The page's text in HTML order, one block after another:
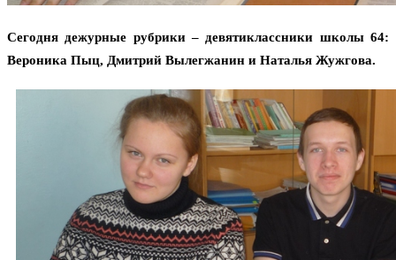
Сегодня дежурные рубрики – девятиклассники школы 64:
Вероника Пыц, Дмитрий Вылегжанин и Наталья Жужгова.